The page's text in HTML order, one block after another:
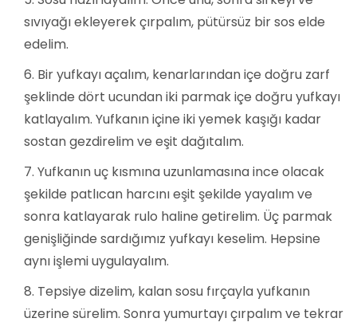
sıvıyağı ekleyerek çırpalım, pütürsüz bir sos elde
edelim.
Bir yufkayı açalım, kenarlarından içe doğru zarf
şeklinde dört ucundan iki parmak içe doğru yufkayı
katlayalım. Yufkanın içine iki yemek kaşığı kadar
sostan gezdirelim ve eşit dağıtalım.
Yufkanın uç kısmına uzunlamasına ince olacak
şekilde patlıcan harcını eşit şekilde yayalım ve
sonra katlayarak rulo haline getirelim. Üç parmak
genişliğinde sardığımız yufkayı keselim. Hepsine
aynı işlemi uygulayalım.
Tepsiye dizelim, kalan sosu fırçayla yufkanın
üzerine sürelim. Sonra yumurtayı çırpalım ve tekrar